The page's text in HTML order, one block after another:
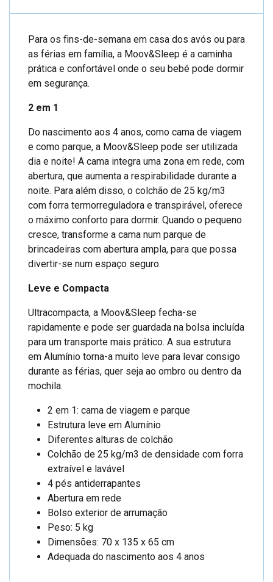
Para os fins-de-semana em casa dos avós ou para
as férias em família, a Moov&Sleep é a caminha
prática e confortável onde o seu bebé pode dormir
em segurança.
2 em 1
Do nascimento aos 4 anos, como cama de viagem
e como parque, a Moov&Sleep pode ser utilizada
dia e noite! A cama integra uma zona em rede, com
abertura, que aumenta a respirabilidade durante a
noite. Para além disso, o colchão de 25 kg/m3
com forra termorreguladora e transpirável, oferece
o máximo conforto para dormir. Quando o pequeno
cresce, transforme a cama num parque de
brincadeiras com abertura ampla, para que possa
divertir-se num espaço seguro.
Leve e Compacta
Ultracompacta, a Moov&Sleep fecha-se
rapidamente e pode ser guardada na bolsa incluída
para um transporte mais prático. A sua estrutura
em Alumínio torna-a muito leve para levar consigo
durante as férias, quer seja ao ombro ou dentro da
mochila.
2 em 1: cama de viagem e parque
Estrutura leve em Alumínio
Diferentes alturas de colchão
Colchão de 25 kg/m3 de densidade com forra
extraível e lavável
4 pés antiderrapantes
Abertura em rede
Bolso exterior de arrumação
Peso: 5 kg
Dimensões: 70 x 135 x 65 cm
Adequada do nascimento aos 4 anos